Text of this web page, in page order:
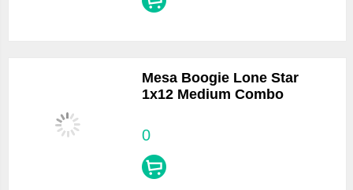
Mesa Boogie Lone Star
1x12 Medium Combo
0